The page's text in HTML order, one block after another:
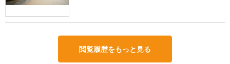
閲覧履歴をもっと見る